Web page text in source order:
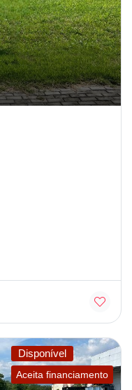
Disponível
Aceita financiamento